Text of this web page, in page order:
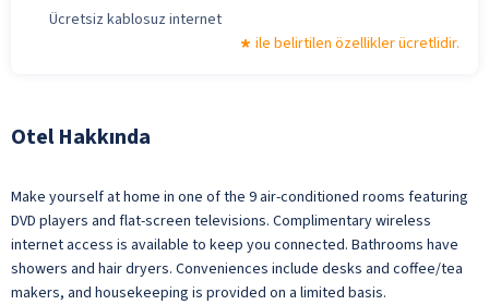
Ücretsiz kablosuz internet
ile belirtilen özellikler ücretlidir.
Otel Hakkında
Make yourself at home in one of the 9 air-conditioned rooms featuring
DVD players and flat-screen televisions. Complimentary wireless
internet access is available to keep you connected. Bathrooms have
showers and hair dryers. Conveniences include desks and coffee/tea
makers, and housekeeping is provided on a limited basis.